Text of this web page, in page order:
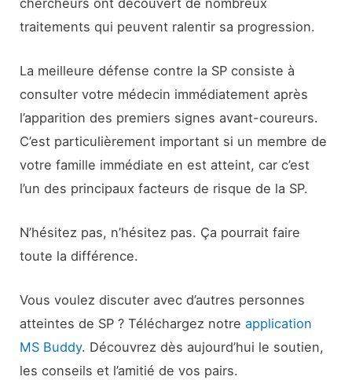
traitements qui peuvent ralentir sa progression.
La meilleure défense contre la SP consiste à
consulter votre médecin immédiatement après
l’apparition des premiers signes avant-coureurs.
C’est particulièrement important si un membre de
votre famille immédiate en est atteint, car c’est
l’un des principaux facteurs de risque de la SP.
N’hésitez pas, n’hésitez pas. Ça pourrait faire
toute la différence.
Vous voulez discuter avec d’autres personnes
atteintes de SP ? Téléchargez notreapplication
MS Buddy. Découvrez dès aujourd’hui le soutien,
les conseils et l’amitié de vos pairs.